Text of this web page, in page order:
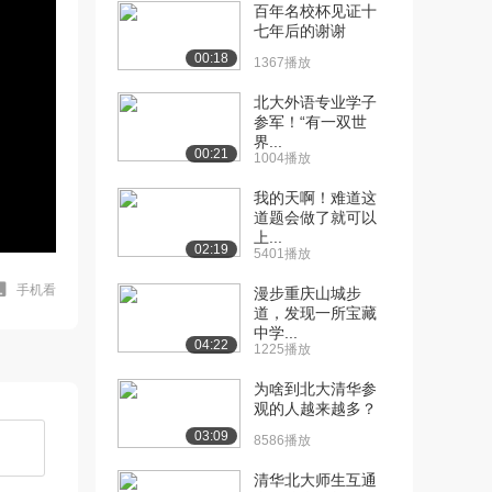
手机看
00:18
百年名校杯见证十
七年后的谢谢
1367播放
00:21
北大外语专业学子
参军！“有一双世
界...
1004播放
02:19
我的天啊！难道这
道题会做了就可以
上...
5401播放
04:22
漫步重庆山城步
道，发现一所宝藏
中学...
1225播放
03:09
为啥到北大清华参
观的人越来越多？
8586播放
清华北大师生互通